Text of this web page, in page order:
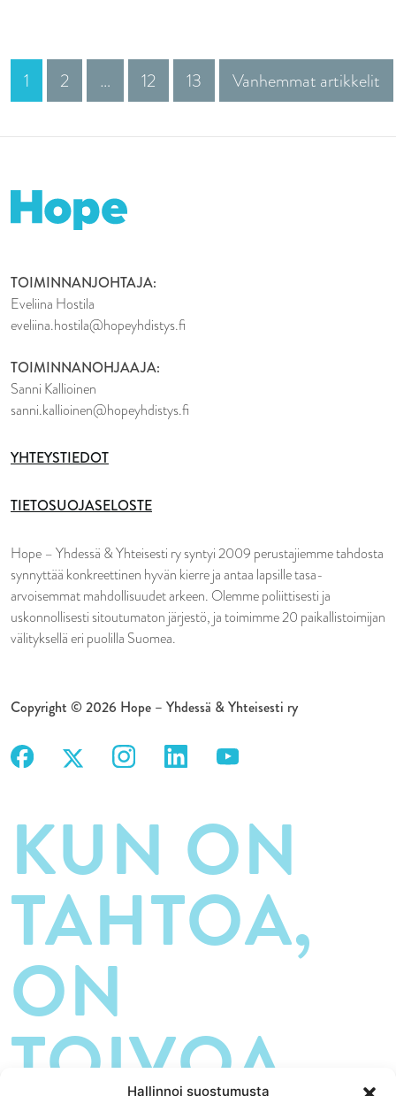
Hallinnoi suostumusta
1 2 … 12 13 Vanhemmat artikkelit
Hope – Yhdessä & Yhteisesti ry syntyi 2009 perustajiemme tahdosta
synnyttää konkreettinen hyvän kierre ja antaa lapsille tasa-
arvoisemmat mahdollisuudet arkeen. Olemme poliittisesti ja
uskonnollisesti sitoutumaton järjestö, ja toimimme 20 paikallistoimijan
välityksellä eri puolilla Suomea.
Copyright © 2026 Hope – Yhdessä & Yhteisesti ry
TOIMINNANJOHTAJA:
Eveliina Hostila
eveliina.hostila@hopeyhdistys.fi
TOIMINNANOHJAAJA:
Sanni Kallioinen
sanni.kallioinen@hopeyhdistys.fi
YHTEYSTIEDOT
TIETOSUOJASELOSTE
KUN ON
TAHTOA,
ON
TOIVOA.